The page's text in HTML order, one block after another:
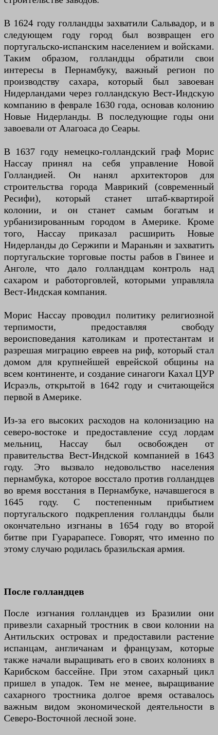
В 1624 году голландцы захватили Сальвадор, и в
следующем году город был возвращен его
португальско-испанским населением и войсками.
Таким образом, голландцы обратили свои
интересы в Пернамбуку, важный регион по
производству сахара, который был завоеван
Нидерландами через голландскую Вест-Индскую
компанию в феврале 1630 года, основав колонию
Новые Нидерланды. В последующие годы они
завоевали от Алагоаса до Сеары.
В 1637 году немецко-голландский граф Морис
Нассау принял на себя управление Новой
Голландией. Он нанял архитекторов для
строительства города Маврикий (современный
Ресифи), который станет штаб-квартирой
колонии, и он станет самым богатым и
урбанизированным городом в Америке. Кроме
того, Нассау приказал расширить Новые
Нидерланды до Сержипи и Мараньян и захватить
португальские торговые посты рабов в Гвинее и
Анголе, что дало голландцам контроль над
сахаром и работорговлей, которыми управляла
Вест-Индская компания.
Морис Нассау проводил политику религиозной
терпимости, предоставляя свободу
вероисповедания католикам и протестантам и
разрешая миграцию евреев на риф, который стал
домом для крупнейшей еврейской общины на
всем континенте, и создание синагоги Кахал ЦУР
Исраэль, открытой в 1642 году и считающейся
первой в Америке.
Из-за его высоких расходов на колонизацию на
северо-востоке и предоставление ссуд лордам
мельниц, Нассау был освобожден от
правительства Вест-Индской компанией в 1643
году. Это вызвало недовольство населения
пернамбука, которое восстало против голландцев
во время восстания в Пернамбуке, начавшегося в
1645 году. С постепенным прибытием
португальского подкрепления голландцы были
окончательно изгнаны в 1654 году во второй
битве при Гуарарапесе. Говорят, что именно по
этому случаю родилась бразильская армия.
После голландцев
После изгнания голландцев из Бразилии они
привезли сахарный тростник в свои колонии на
Антильских островах и предоставили растение
испанцам, англичанам и французам, которые
также начали выращивать его в своих колониях в
Карибском бассейне. При этом сахарный цикл
пришел в упадок. Тем не менее, выращивание
сахарного тростника долгое время оставалось
важным видом экономической деятельности в
Северо-Восточной лесной зоне.